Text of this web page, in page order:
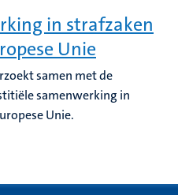
in strafzaken
Unie
samen met de
samenwerking in
Unie.